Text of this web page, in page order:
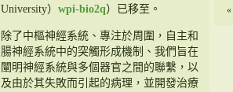
University） wpi-bio2q）已移至。
除了中樞神經系統、專注於周圍，自主和
腸神經系統中的突觸形成機制、我們旨在
闡明神經系統與多個器官之間的聯繫，以
及由於其失敗而引起的病理，並開發治療
«